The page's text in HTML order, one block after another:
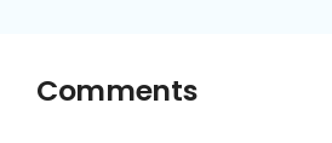
Comments